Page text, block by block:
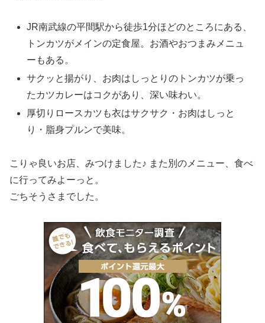
JR南武線の平間駅から徒歩1分ほどのところにある、
トンカツがメインの定食屋。お酒やおつまみメニュ
ーもある。
サクッと揚がり、お肉はしっとりのトンカツが乗っ
たカツカレーはコクがあり、深い味わい。
厚切りロースカツも衣はサクサク・お肉はしっと
り・脂身プルンで美味。
こりゃ良いお店、みつけました♪ また別のメニュー、食べ
に行ってみよーっと。
ごちそうさまでした。